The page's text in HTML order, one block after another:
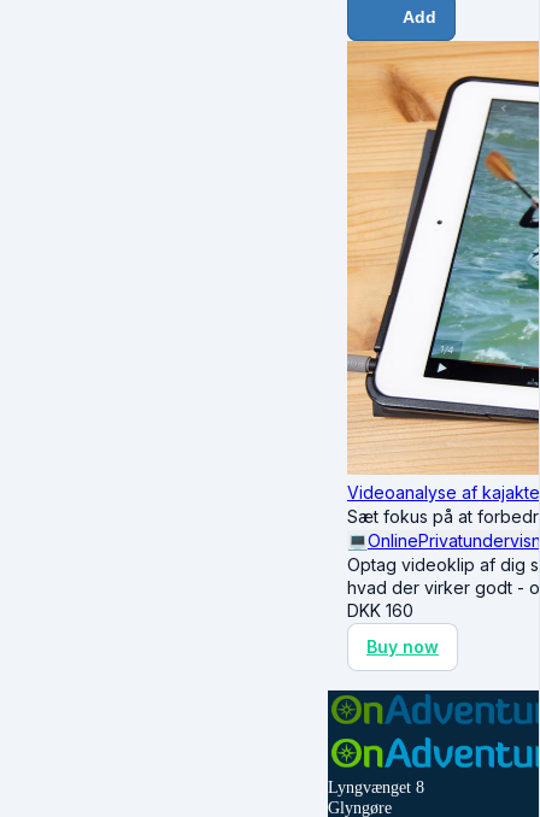
Add
Videoanalyse af
Sæt fokus på at
💻Online
Optag videoklip af dig
hvad der virker godt -
DKK 160
Buy now
Lyngvænget 8
Glyngøre